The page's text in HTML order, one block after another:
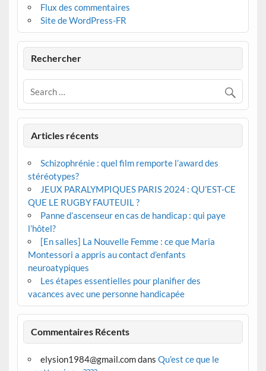
Flux des commentaires
Site de WordPress-FR
Rechercher
Articles récents
Schizophrénie : quel film remporte l’award des
stéréotypes?
JEUX PARALYMPIQUES PARIS 2024 : QU’EST-CE
QUE LE RUGBY FAUTEUIL ?
Panne d’ascenseur en cas de handicap : qui paye
l’hôtel?
[En salles] La Nouvelle Femme : ce que Maria
Montessori a appris au contact d’enfants
neuroatypiques
Les étapes essentielles pour planifier des
vacances avec une personne handicapée
Commentaires Récents
elysion1984@gmail.comdans Qu’est ce que le